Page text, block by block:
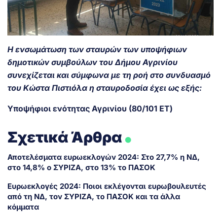
Η ενσωμάτωση των σταυρών των υποψήφιων
δημοτικών συμβούλων του Δήμου Αγρινίου
συνεχίζεται και σύμφωνα με τη ροή στο συνδυασμό
του Κώστα Πιστιόλα η σταυροδοσία έχει ως εξής:
Υποψήφιοι ενότητας Αγρινίου (80/101 ΕΤ)
Σχετικά Άρθρα.
Αποτελέσματα ευρωεκλογών 2024: Στο 27,7% η ΝΔ,
στο 14,8% ο ΣΥΡΙΖΑ, στο 13% το ΠΑΣΟΚ
Ευρωεκλογές 2024: Ποιοι εκλέγονται ευρωβουλευτές
από τη ΝΔ, τον ΣΥΡΙΖΑ, το ΠΑΣΟΚ και τα άλλα
κόμματα